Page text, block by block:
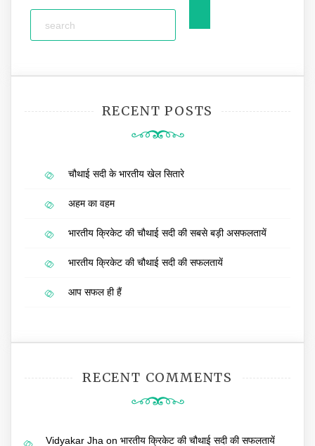
RECENT POSTS
चौथाई सदी के भारतीय खेल सितारे
अहम का वहम
भारतीय क्रिकेट की चौथाई सदी की सबसे बड़ी असफलतायें
भारतीय क्रिकेट की चौथाई सदी की सफलतायें
आप सफल ही हैं
RECENT COMMENTS
Vidyakar Jha on भारतीय क्रिकेट की चौथाई सदी की सफलतायें